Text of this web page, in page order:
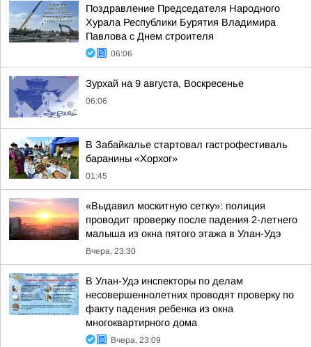
Поздравление Председателя Народного
Хурала Республики Бурятия Владимира
Павлова с Днем строителя
06:06
Зурхай на 9 августа, Воскресенье
06:06
В Забайкалье стартовал гастрофестиваль
баранины «Хорхог»
01:45
«Выдавил москитную сетку»: полиция
проводит проверку после падения 2-летнего
малыша из окна пятого этажа в Улан-Удэ
Вчера, 23:30
В Улан-Удэ инспекторы по делам
несовершеннолетних проводят проверку по
факту падения ребенка из окна
многоквартирного дома
Вчера, 23:09